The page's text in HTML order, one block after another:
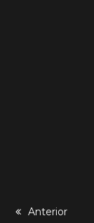
previous
Anterior